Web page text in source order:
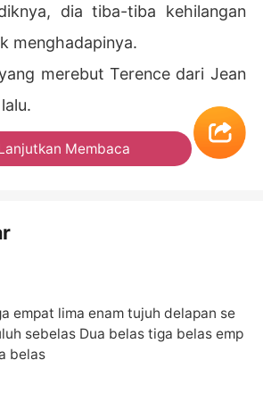
dia tiba-tiba kehilangan
menghadapinya.
merebut Terence dari Jean
Membaca
empat lima enam tujuh delapan se
sebelas Dua belas tiga belas emp
belas